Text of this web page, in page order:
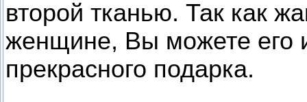
второй тканью. Так как
женщине, Вы можете его
прекрасного подарка.